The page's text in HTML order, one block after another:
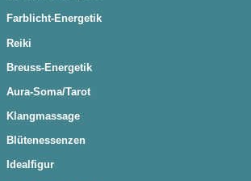
Farblicht-Energetik
Reiki
Breuss-Energetik
Aura-Soma/Tarot
Klangmassage
Blütenessenzen
Idealfigur